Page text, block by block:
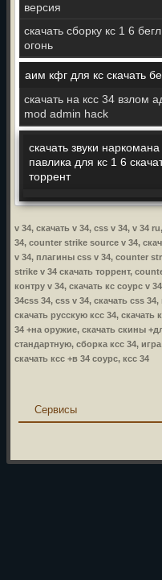
версия
скачать сборку кс 1 6
огонь
аим кфг для кс скачать
скачать на ксс 34 взлом
mod admin hack
скачать звуки наркомана
павлика для кс 1 6
торрент
v 34, скачать v 34, css v 34, v 34
34, counter strike source v 34,
v 34, плагины css v 34, counter
strike v 34 скачать торрент,
контру v 34, скачать кс соурс v
34css 34, css v 34, скачать css 34,
скачать русскую ксс 34, скачать
34 +на оружие, скачать скины
стандартную, сборка ксс 34,
скачать ксс +в 34 соурс, ксс 34
Сервисы